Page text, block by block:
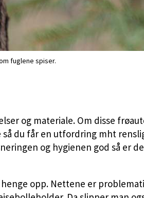
fuglene spiser.
og materiale. Om disse
du får en utfordring mht
og hygienen god så er
opp. Nettene er